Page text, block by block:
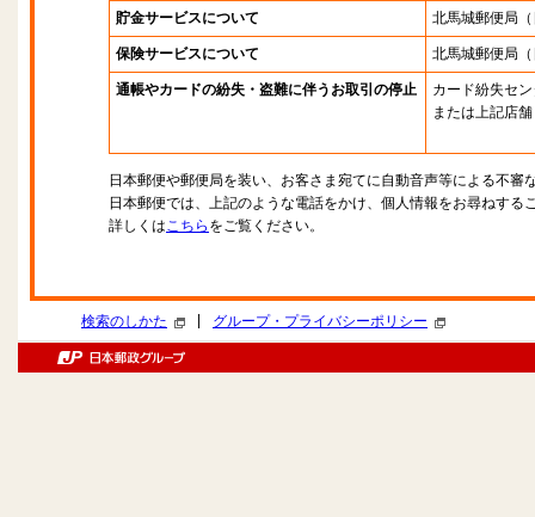
貯金サービスについて 北馬城郵便局
保険サービスについて 北馬城郵便局
通帳やカードの紛失・盗難に伴うお取引の停止
カード紛失セ
または上記店舗
日本郵便や郵便局を装い、お客さま宛てに自動音声等による不審
日本郵便では、上記のような電話をかけ、個人情報をお尋ねする
詳しくはこちら をご覧ください。
検索のしかた グループ・プライバシーポリシー